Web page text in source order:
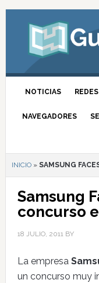
NOTICIAS
NAVEGADORES
INICIO» SAMSUNG
Samsung
concurso
18 JULIO, 2011BY
La empresa
un concurso muy